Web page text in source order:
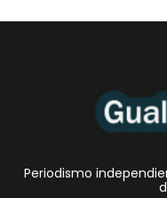
Periodismo